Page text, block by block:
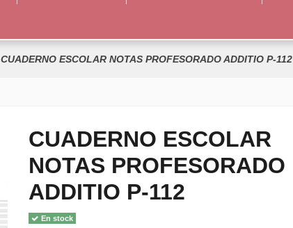
CUADERNO ESCOLAR NOTAS PROFESORADO ADDITIO P-112
CUADERNO ESCOLAR
NOTAS PROFESORADO
ADDITIO P-112
En stock